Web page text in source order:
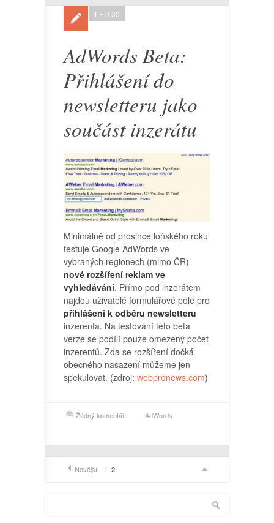
AdWords Beta:
Přihlášení do
newsletteru jako
součást inzerátu
LED 30
Minimálně od prosince loňského roku
testuje Google AdWords ve
vybraných regionech (mimo ČR)
nové rozšíření reklam ve
vyhledávání. Přímo pod inzerátem
najdou uživatelé formulářové pole pro
přihlášení k odběru newsletteru
inzerenta. Na testování této beta
verze se podílí pouze omezený počet
inzerentů. Zda se rozšíření dočká
obecného nasazení můžeme jen
spekulovat. (zdroj: webpronews.com)
Žádný komentář AdWords
Novější 1 2